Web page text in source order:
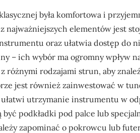
była komfortowa i
najważniejszych elementów jest
oraz ułatwia dostęp do
– ich wybór ma ogromny wpływ
różnymi rodzajami strun, aby
jest również zainwestować w
utrzymanie instrumentu w
być podkładki pod palce lub
zapominać o pokrowcu lub